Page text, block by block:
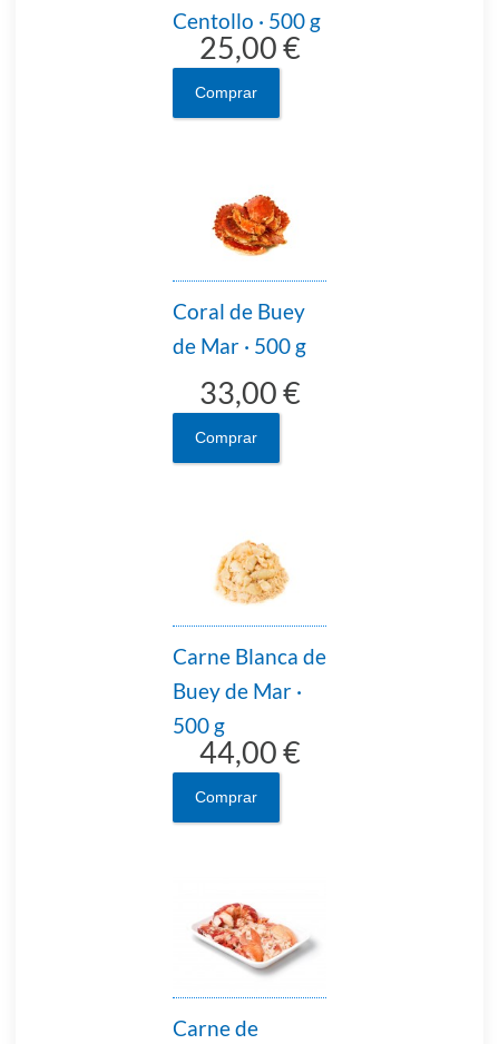
Centollo · 500 g
25,00 €
Comprar
Coral de Buey
de Mar · 500 g
33,00 €
Comprar
Carne Blanca de
Buey de Mar ·
500 g
44,00 €
Comprar
Carne de